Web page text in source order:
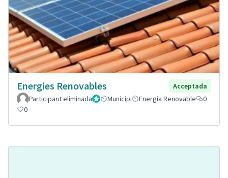
Energies Renovables
Acceptada
Participant eliminadaAdministrador
Municipi Energia Renovable
0
0